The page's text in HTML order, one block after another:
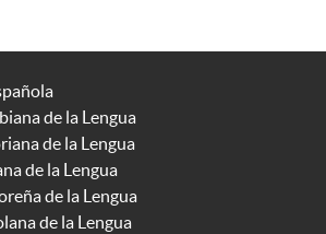
de la Lengua
de la Lengua
de la Lengua
de la Lengua
de la Lengua